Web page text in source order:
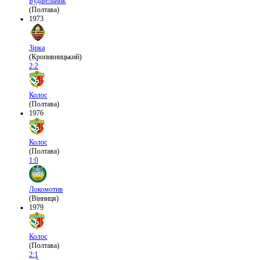
(Полтава)
1973
Зірка
(Кропивницький)
2:2
Колос
(Полтава)
1976
Колос
(Полтава)
1:0
Локомотив
(Вінниця)
1979
Колос
(Полтава)
2:1